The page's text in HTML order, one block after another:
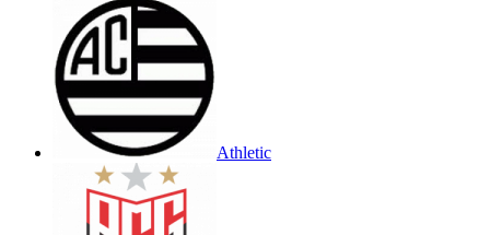
Athletic